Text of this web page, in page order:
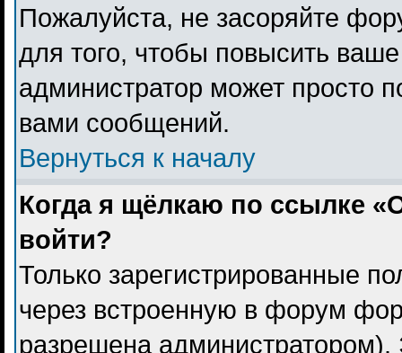
Пожалуйста, не засоряйте
для того, чтобы повысить
администратор может просто
вами сообщений.
Вернуться к началу
Когда я щёлкаю по ссылке
войти?
Только зарегистрированные
через встроенную в форум
разрешена